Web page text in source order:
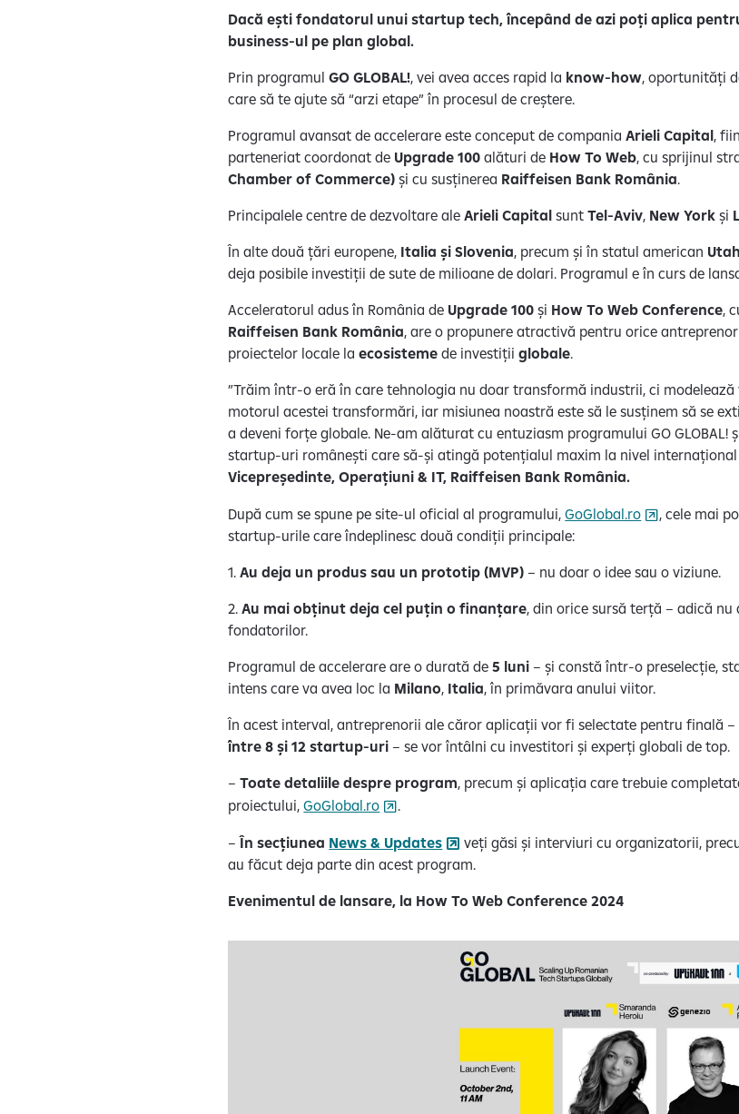
Dacă ești fondatorul unui startup tech, începând de azi poți aplica
business-ul pe plan global.
Prin programulGO GLOBAL!, vei avea acces rapid la know-how, oportunități
care să te ajute să “arzi etape” în procesul de creștere.
Programul avansat de accelerare este conceput de companiaArieli Capital,
parteneriat coordonat de Upgrade 100 alături de How To Web, cu sprijinul
Chamber of Commerce) și cu susținerea Raiffeisen Bank România.
Principalele centre de dezvoltare aleArieli Capital suntTel-Aviv, New York și
În alte două țări europene, Italia și Slovenia, precum și în statul american
deja posibile investiții de sute de milioane de dolari. Programul e în curs de
Acceleratorul adus în România de Upgrade 100 și How To Web Conference,
Raiffeisen Bank România, are o propunere atractivă pentru orice
proiectelor locale laecosistemede investițiiglobale.
”Trăim într-o eră în care tehnologia nu doar transformă industrii, ci
motorul acestei transformări, iar misiunea noastră este să le susținem să se
a deveni forțe globale. Ne-am alăturat cu entuziasm programului GO GLOBAL!
startup-uri românești care să-și atingă potențialul maxim la nivel
Vicepreședinte, Operațiuni & IT, Raiffeisen Bank România.
După cum se spune pe site-ul oficial al programului,GoGlobal.ro
, cele mai
startup-urile care îndeplinesc două condiții principale:
1.Au deja un produs sau un prototip (MVP) – nu doar o idee sau o viziune.
2.Au mai obținut deja cel puțin o finanțare, din orice sursă terță – adică
fondatorilor.
Programul de accelerare are o durată de5 luni – și constă într-o preselecție,
intens care va avea loc la Milano, Italia, în primăvara anului viitor.
În acest interval, antreprenorii ale căror aplicații vor fi selectate pentru finală –
între 8 și 12 startup-uri – se vor întâlni cu investitori și experți globali de top.
–Toate detaliile despre program, precum și aplicația care trebuie
proiectului,GoGlobal.ro .
–În secțiunea News & Updates
veți găsi și interviuri cu organizatorii,
au făcut deja parte din acest program.
Evenimentul de lansare, la How To Web Conference 2024